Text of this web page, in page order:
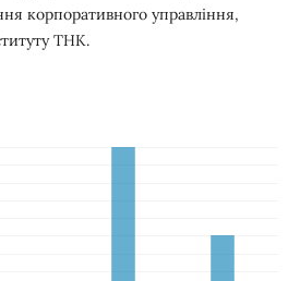
корпоративного управління,
ТНК.